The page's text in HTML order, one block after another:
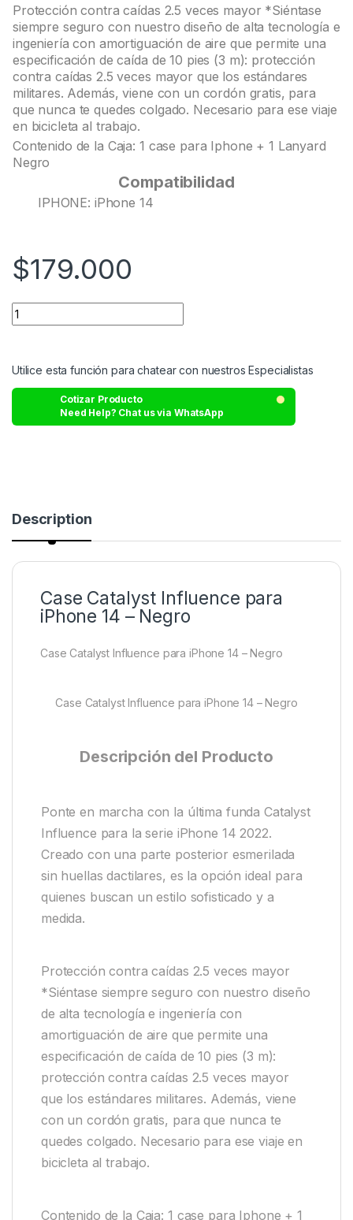
Protección contra caídas 2.5 veces mayor *Siéntase
siempre seguro con nuestro diseño de alta tecnología e
ingeniería con amortiguación de aire que permite una
especificación de caída de 10 pies (3 m): protección
contra caídas 2.5 veces mayor que los estándares
militares. Además, viene con un cordón gratis, para
que nunca te quedes colgado. Necesario para ese viaje
en bicicleta al trabajo.
Contenido de la Caja: 1 case para Iphone + 1 Lanyard
Negro
Compatibilidad
IPHONE: iPhone 14
$179.000
Utilice esta función para chatear con nuestros Especialistas
Cotizar Producto
Need Help? Chat us via WhatsApp
Description
Case Catalyst Influence para
iPhone 14 – Negro
Case Catalyst Influence para iPhone 14 – Negro
Case Catalyst Influence para iPhone 14 – Negro
Descripción del Producto
Ponte en marcha con la última funda Catalyst
Influence para la serie iPhone 14 2022.
Creado con una parte posterior esmerilada
sin huellas dactilares, es la opción ideal para
quienes buscan un estilo sofisticado y a
medida.
Protección contra caídas 2.5 veces mayor
*Siéntase siempre seguro con nuestro diseño
de alta tecnología e ingeniería con
amortiguación de aire que permite una
especificación de caída de 10 pies (3 m):
protección contra caídas 2.5 veces mayor
que los estándares militares. Además, viene
con un cordón gratis, para que nunca te
quedes colgado. Necesario para ese viaje en
bicicleta al trabajo.
Contenido de la Caja: 1 case para Iphone + 1